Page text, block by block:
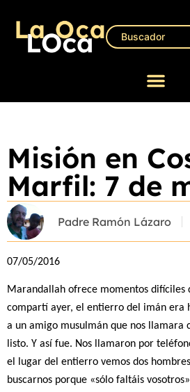
Misión en
Marfil: 7 de
Padre Ramón Lázaro
07/05/2016
Marandallah ofrece momentos difíciles
compartí ayer, el entierro del imán era
a un amigo musulmán que nos llamara
listo. Y así fue. Nos llamaron por
el lugar del entierro vemos dos
buscarnos porque «sólo faltáis